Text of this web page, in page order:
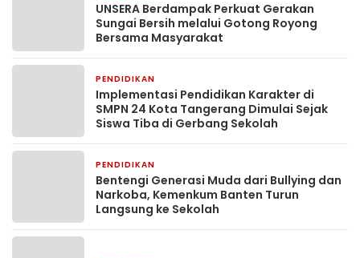
UNSERA Berdampak Perkuat Gerakan
Sungai Bersih melalui Gotong Royong
Bersama Masyarakat
PENDIDIKAN
Implementasi Pendidikan Karakter di
SMPN 24 Kota Tangerang Dimulai Sejak
Siswa Tiba di Gerbang Sekolah
PENDIDIKAN
Bentengi Generasi Muda dari Bullying dan
Narkoba, Kemenkum Banten Turun
Langsung ke Sekolah